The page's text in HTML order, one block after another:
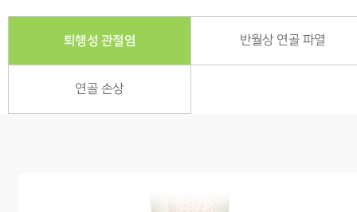
퇴행성 관절염 반월상 연골 파열
연골 손상